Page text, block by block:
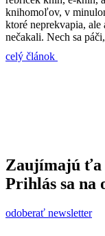
knihomoľov, v
ktoré neprekvapia,
nečakali. Nech sa
celý článok
Zaujímajú ťa
Prihlás sa na
odoberať newsletter